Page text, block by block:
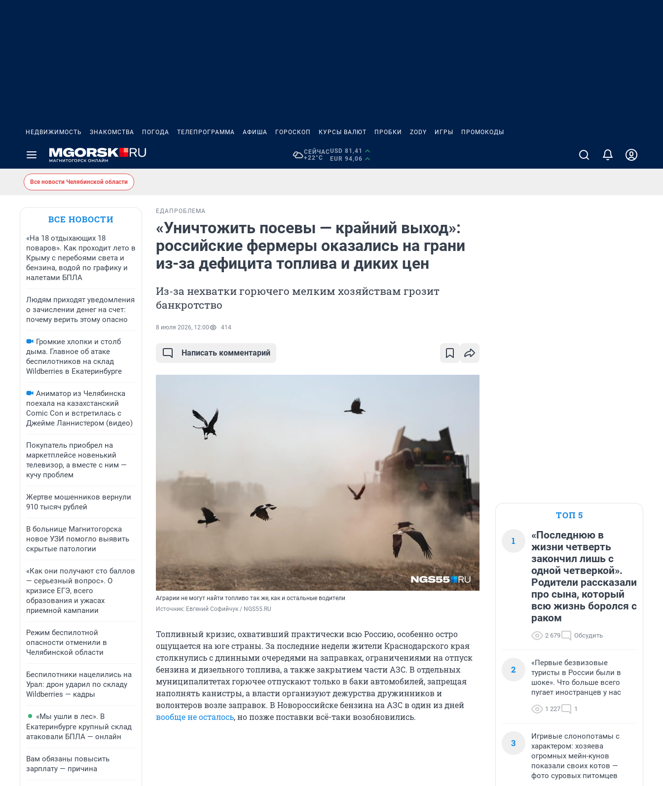
НЕДВИЖИМОСТЬ ЗНАКОМСТВА ПОГОДА ТЕЛЕПРОГРАММА АФИША ГОРОСКОП КУРСЫ ВАЛЮТ ПРОБКИ ZODY ИГРЫ ПРОМОКОДЫ
СЕЙЧАС
+22°C
USD 81,41
EUR 94,06
Все новости Челябинской области
ВСЕ НОВОСТИ
«На 18 отдыхающих 18
поваров». Как проходит лето в
Крыму с перебоями света и
бензина, водой по графику и
налетами БПЛА
Людям приходят уведомления
о зачислении денег на счет:
почему верить этому опасно
Громкие хлопки и столб
дыма. Главное об атаке
беспилотников на склад
Wildberries в Екатеринбурге
Аниматор из Челябинска
поехала на казахстанский
Comic Con и встретилась с
Джейме Ланнистером (видео)
Покупатель приобрел на
маркетплейсе новенький
телевизор, а вместе с ним —
кучу проблем
Жертве мошенников вернули
910 тысяч рублей
В больнице Магнитогорска
новое УЗИ помогло выявить
скрытые патологии
«Как они получают сто баллов
— серьезный вопрос». О
кризисе ЕГЭ, всего
образования и ужасах
приемной кампании
Режим беспилотной
опасности отменили в
Челябинской области
Беспилотники нацелились на
Урал: дрон ударил по складу
Wildberries — кадры
«Мы ушли в лес». В
Екатеринбурге крупный склад
атаковали БПЛА — онлайн
Вам обязаны повысить
зарплату — причина
ЕДА ПРОБЛЕМА
«Уничтожить посевы — крайний выход»:
российские фермеры оказались на грани
из-за дефицита топлива и диких цен
Из-за нехватки горючего мелким хозяйствам грозит
банкротство
8 июля 2026, 12:00 414
Написать комментарий
Аграрии не могут найти топливо так же, как и остальные водители
Источник: Евгений Софийчук / NGS55.RU
Топливный кризис, охвативший практически всю Россию, особенно остро
ощущается на юге страны. За последние недели жители Краснодарского края
столкнулись с длинными очередями на заправках, ограничениями на отпуск
бензина и дизельного топлива, а также закрытием части АЗС. В отдельных
муниципалитетах горючее отпускают только в баки автомобилей, запрещая
наполнять канистры, а власти организуют дежурства дружинников и
волонтеров возле заправок. В Новороссийске бензина на АЗС в один из дней
вообще не осталось, но позже поставки всё-таки возобновились.
ТОП 5
1
«Последнюю в
жизни четверть
закончил лишь с
одной четверкой».
Родители рассказали
про сына, который
всю жизнь боролся с
раком
2 679 Обсудить
2
«Первые безвизовые
туристы в России были в
шоке». Что больше всего
пугает иностранцев у нас
1 227 1
3
Игривые слонопотамы с
характером: хозяева
огромных мейн-кунов
показали своих котов —
фото суровых питомцев